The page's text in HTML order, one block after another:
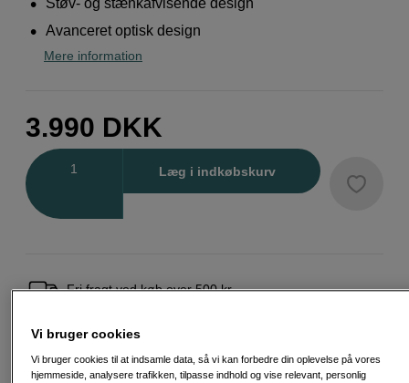
Avanceret optisk design
Mere information
3.990 DKK
Læg i indkøbskurv
Fri fragt ved køb over 500 kr.
Personlig service og ekspertrådgivning
Vi bruger cookies
Vi bruger cookies til at indsamle data, så vi kan forbedre din oplevelse på vores
hjemmeside, analysere trafikken, tilpasse indhold og vise relevant, personlig